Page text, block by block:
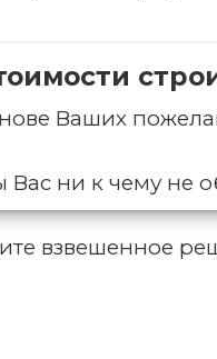
Ваших
Вас ни к чему не
взвешенное